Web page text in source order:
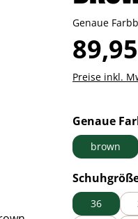
Genaue
Regulärer
Preise inkl.
Genaue
brown
36